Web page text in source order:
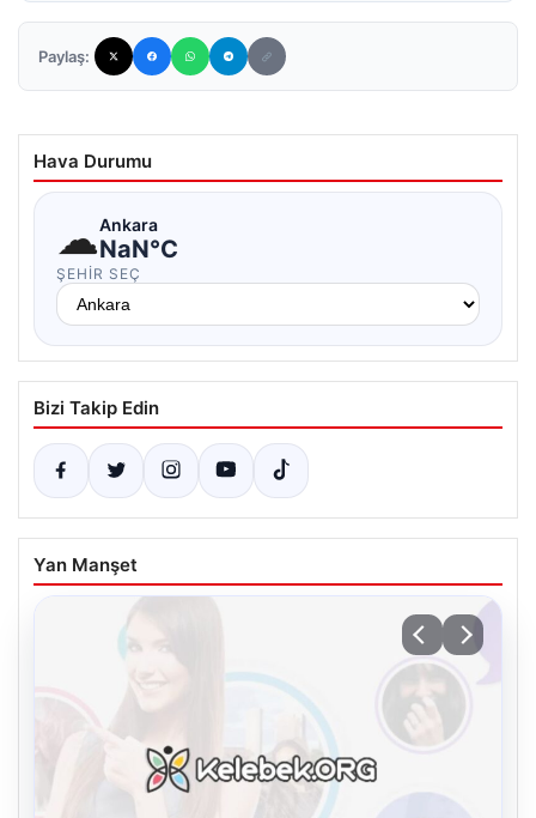
Paylaş:
Hava Durumu
☁Ankara
NaN°C
ŞEHIR SEÇ
Bizi Takip Edin
Yan Manşet